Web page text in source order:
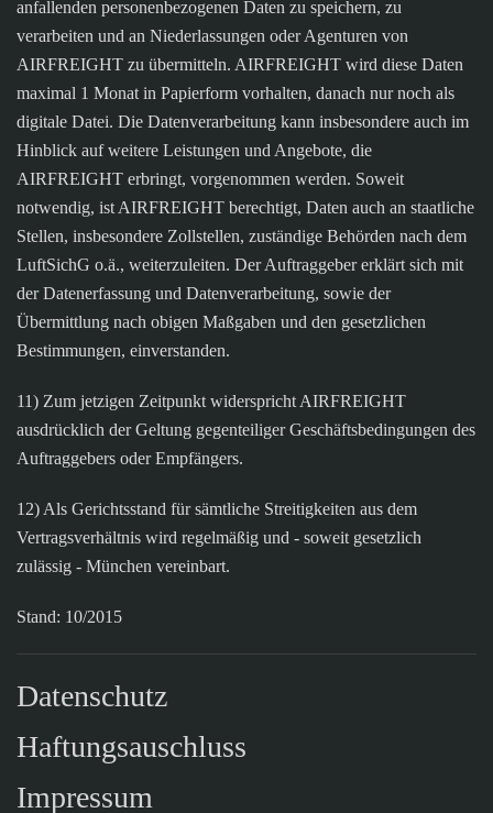
anfallenden personenbezogenen Daten zu speichern, zu
verarbeiten und an Niederlassungen oder Agenturen von
AIRFREIGHT zu übermitteln. AIRFREIGHT wird diese Daten
maximal 1 Monat in Papierform vorhalten, danach nur noch als
digitale Datei. Die Datenverarbeitung kann insbesondere auch im
Hinblick auf weitere Leistungen und Angebote, die
AIRFREIGHT erbringt, vorgenommen werden. Soweit
notwendig, ist AIRFREIGHT berechtigt, Daten auch an staatliche
Stellen, insbesondere Zollstellen, zuständige Behörden nach dem
LuftSichG o.ä., weiterzuleiten. Der Auftraggeber erklärt sich mit
der Datenerfassung und Datenverarbeitung, sowie der
Übermittlung nach obigen Maßgaben und den gesetzlichen
Bestimmungen, einverstanden.
11) Zum jetzigen Zeitpunkt widerspricht AIRFREIGHT
ausdrücklich der Geltung gegenteiliger Geschäftsbedingungen des
Auftraggebers oder Empfängers.
12) Als Gerichtsstand für sämtliche Streitigkeiten aus dem
Vertragsverhältnis wird regelmäßig und - soweit gesetzlich
zulässig - München vereinbart.
Stand: 10/2015
Datenschutz
Haftungsauschluss
Impressum